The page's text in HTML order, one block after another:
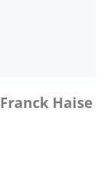
Haise